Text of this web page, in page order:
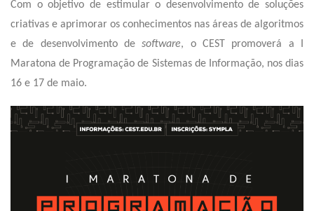
Com o objetivo de estimular o desenvolvimento de soluções
criativas e aprimorar os conhecimentos nas áreas de algoritmos
e de desenvolvimento desoftware, o CEST promoverá a I
Maratona de Programação de Sistemas de Informação, nos dias
16 e 17 de maio.